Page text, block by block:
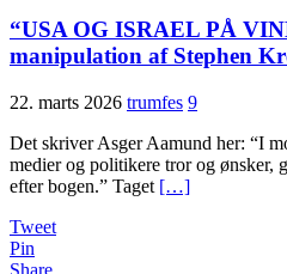
“USA OG ISRAEL PÅ
manipulation af Stephen
22. marts 2026 trumfes 9
Det skriver Asger Aamund her: “I
medier og politikere tror og ønsker,
efter bogen.” Taget […]
Tweet
Pin
Share